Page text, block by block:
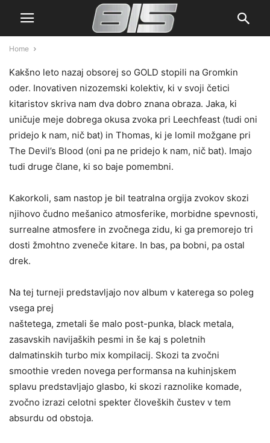
Home
Kakšno leto nazaj obsorej so GOLD stopili na Gromkin
oder. Inovativen nizozemski kolektiv, ki v svoji četici
kitaristov skriva nam dva dobro znana obraza. Jaka, ki
uničuje meje dobrega okusa zvoka pri Leechfeast (tudi oni
pridejo k nam, nič bat) in Thomas, ki je lomil možgane pri
The Devil’s Blood (oni pa ne pridejo k nam, nič bat). Imajo
tudi druge člane, ki so baje pomembni.
Kakorkoli, sam nastop je bil teatralna orgija zvokov skozi
njihovo čudno mešanico atmosferike, morbidne spevnosti,
surrealne atmosfere in zvočnega zidu, ki ga premorejo tri
dosti žmohtno zveneče kitare. In bas, pa bobni, pa ostal
drek.
Na tej turneji predstavljajo nov album v katerega so poleg
vsega prej
naštetega, zmetali še malo post-punka, black metala,
zasavskih navijaških pesmi in še kaj s poletnih
dalmatinskih turbo mix kompilacij. Skozi ta zvočni
smoothie vreden novega performansa na kuhinjskem
splavu predstavljajo glasbo, ki skozi raznolike komade,
zvočno izrazi celotni spekter človeških čustev v tem
absurdu od obstoja.